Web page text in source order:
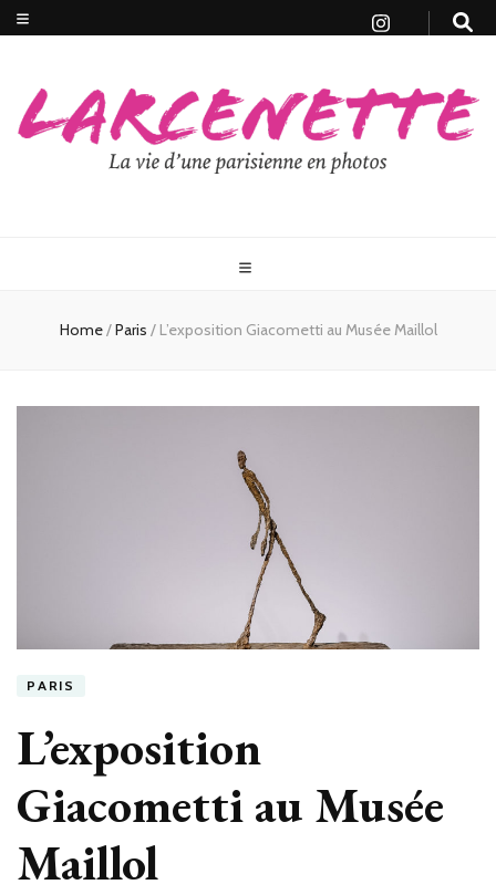
Home/Paris / L’exposition Giacometti au Musée Maillol
PARIS
L’exposition
Giacometti au Musée
Maillol